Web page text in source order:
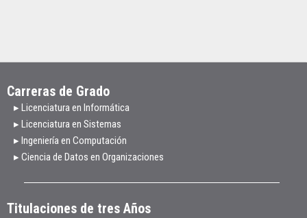
Carreras de Grado
▸ Licenciatura en Informática
▸ Licenciatura en Sistemas
▸ Ingeniería en Computación
▸ Ciencia de Datos en Organizaciones
Titulaciones de tres Años